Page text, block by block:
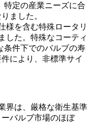
特定の産業ニーズに合
ました。
様を含む特殊ロータリ
した。特殊なコーティ
条件下でのバルブの寿
により、非標準サイ
界は、厳格な衛生基準
バルブ市場のほぼ